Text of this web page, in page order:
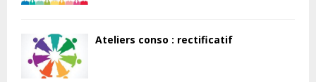
Ateliers conso : rectificatif